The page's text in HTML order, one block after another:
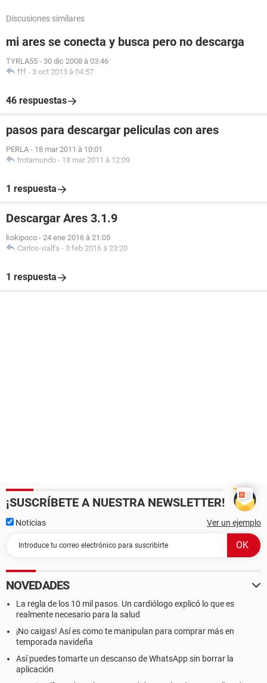
Discusiones similares
mi ares se conecta y busca pero no descarga
TYRLA55 - 30 dic 2008 à 03:46
fff - 3 oct 2013 à 04:57
46 respuestas
pasos para descargar peliculas con ares
PERLA - 18 mar 2011 à 10:01
trotamundo - 18 mar 2011 à 12:09
1 respuesta
Descargar Ares 3.1.9
kokipoco - 24 ene 2016 à 21:05
Carlos-vialfa - 3 feb 2016 à 23:20
1 respuesta
¡SUSCRÍBETE A NUESTRA NEWSLETTER!
Noticias Ver un ejemplo
NOVEDADES
La regla de los 10 mil pasos. Un cardiólogo explicó lo que es
realmente necesario para la salud
¡No caigas! Así es como te manipulan para comprar más en
temporada navideña
Así puedes tomarte un descanso de WhatsApp sin borrar la
aplicación